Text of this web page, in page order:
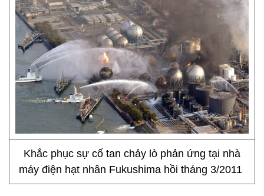
Khắc phục sự cố tan chảy lò phản ứng tại nhà
máy điện hạt nhân Fukushima hồi tháng 3/2011